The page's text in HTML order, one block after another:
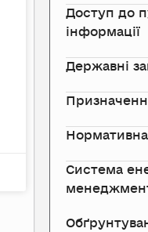
Доступ до
інформації
Державні
Система